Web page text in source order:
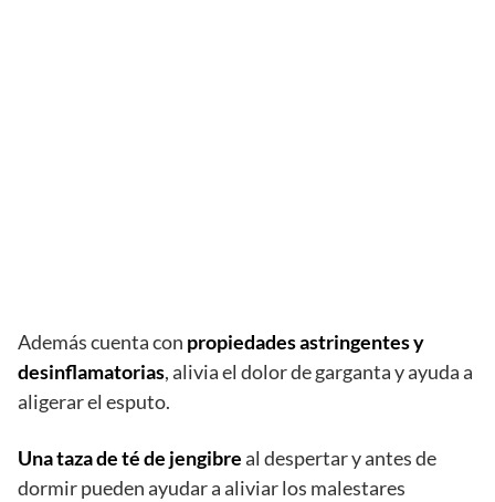
Además cuenta con propiedades astringentes y
desinflamatorias, alivia el dolor de garganta y ayuda a
aligerar el esputo.
Una taza de té de jengibreal despertar y antes de
dormir pueden ayudar a aliviar los malestares